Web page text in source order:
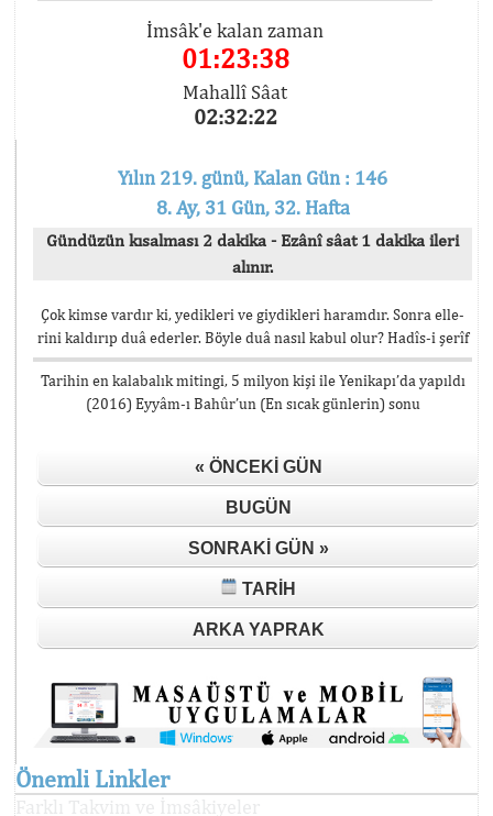
İmsâk'e kalan zaman
01:23:37
Mahallî Sâat
02:32:23
Yılın 219. günü, Kalan Gün : 146
8. Ay, 31 Gün, 32. Hafta
Gündüzün kısalması 2 dakika - Ezânî sâat 1 dakika ileri
alınır.
Çok kimse vardır ki, yedikleri ve giydikleri haramdır. Sonra elle-
rini kaldırıp duâ ederler. Böyle duâ nasıl kabul olur? Hadîs-i şerîf
Tarihin en kalabalık mitingi, 5 milyon kişi ile Yenikapı’da yapıldı
(2016) Eyyâm-ı Bahûr’un (En sıcak günlerin) sonu
« ÖNCEKI GÜN
BUGÜN
SONRAKI GÜN »
TARIH
ARKA YAPRAK
Önemli Linkler